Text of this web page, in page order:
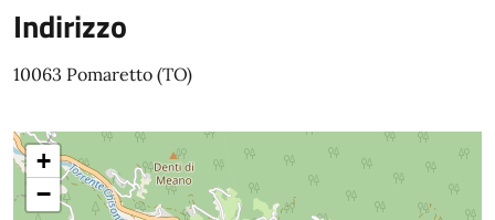
Indirizzo
10063 Pomaretto (TO)
+
−